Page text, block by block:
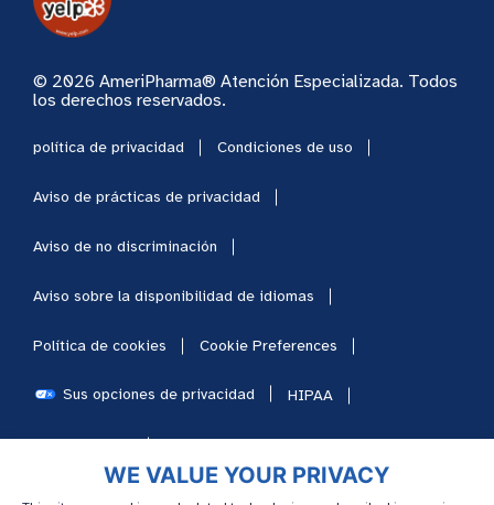
WE VALUE YOUR PRIVACY
© 2026 AmeriPharma® Atención Especializada. Todos
los derechos reservados.
política de privacidad Condiciones de uso
Aviso de prácticas de privacidad
Aviso de no discriminación
Aviso sobre la disponibilidad de idiomas
Política de cookies Cookie Preferences
Sus opciones de privacidad HIPAA
Mapa del sitio Carreras